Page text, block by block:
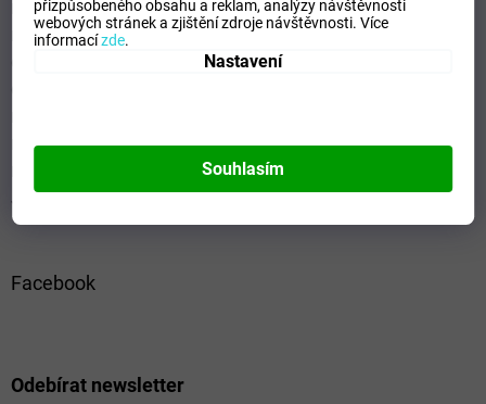
přizpůsobeného obsahu a reklam, analýzy návštěvnosti
webových stránek a zjištění zdroje návštěvnosti.Více
informacízde.
Nastavení
Souhlasím
Kontaktní formulář
Podmínky ochrany osobních údajů
Reklamační řád
Jak ověřujeme hodnocení a recenze
Facebook
Odebírat newsletter